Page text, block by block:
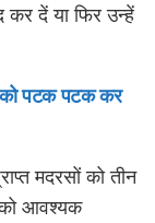
दें या फिर उन्हें
को पटक पटक कर
मदरसों को तीन
को आवश्यक